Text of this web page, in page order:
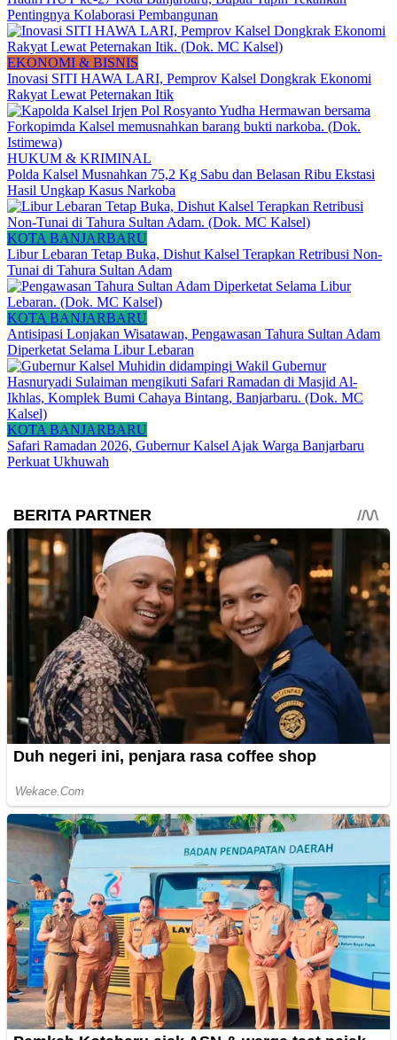
Pentingnya Kolaborasi Pembangunan
EKONOMI & BISNIS
Inovasi SITI HAWA LARI, Pemprov Kalsel Dongkrak Ekonomi
Rakyat Lewat Peternakan Itik
HUKUM & KRIMINAL
Polda Kalsel Musnahkan 75,2 Kg Sabu dan Belasan Ribu Ekstasi
Hasil Ungkap Kasus Narkoba
KOTA BANJARBARU
Libur Lebaran Tetap Buka, Dishut Kalsel Terapkan Retribusi Non-
Tunai di Tahura Sultan Adam
KOTA BANJARBARU
Antisipasi Lonjakan Wisatawan, Pengawasan Tahura Sultan Adam
Diperketat Selama Libur Lebaran
KOTA BANJARBARU
Safari Ramadan 2026, Gubernur Kalsel Ajak Warga Banjarbaru
Perkuat Ukhuwah